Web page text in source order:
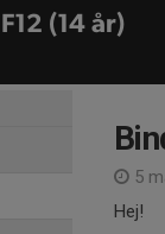
F12 (14 år)
5
Hej!